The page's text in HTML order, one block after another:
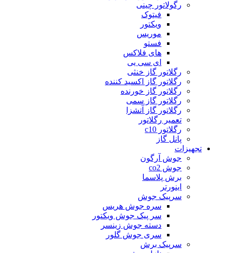
رگولاتور چینی
فیتوک
ویکتور
موریس
فستو
های فلاکس
ای سی یی
رگلاتور گاز خنثی
رگلاتور گاز اکسید کننده
رگلاتور گاز خورنده
رگلاتور گاز سمی
رگلاتور گاز آتشزا
تعمیر رگلاتور
رگلاتور c10
پانل گاز
تجهیزات
جوش آرگون
جوش co2
برش پلاسما
اینورتر
سرپیک جوش
سره جوش هریس
سر پیک جوش ویکتور
دسته جوش زینسر
سری جوش گلور
سرپیک برش